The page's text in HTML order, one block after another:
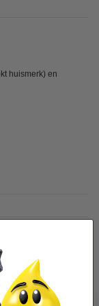
huismerk) en